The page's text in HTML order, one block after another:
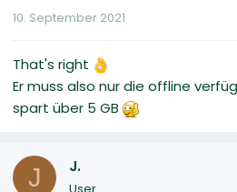
10. September 2021
That's right
Er muss also nur die offline
spart über 5 GB
J J.